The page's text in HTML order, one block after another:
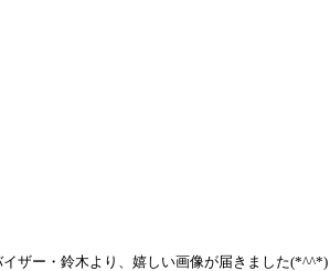
ザー・鈴木より、嬉しい画像が届きました(*^^*)